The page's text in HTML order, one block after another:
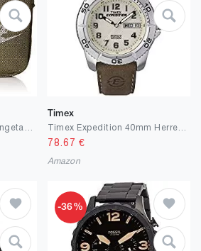
Timex
78.67 €
Amazon
-36%